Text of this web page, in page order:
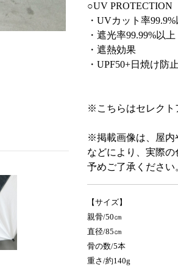
○UV PROTECTION
・UVカット率99.9%
・遮光率99.99%以上
・遮熱効果
・UPF50+日焼け防
※こちらはセレクト
※掲載画像は、屋内
などにより、実際の
予めご了承ください
【サイズ】
親骨/50㎝
直径/85㎝
骨の数/5本
重さ/約140g